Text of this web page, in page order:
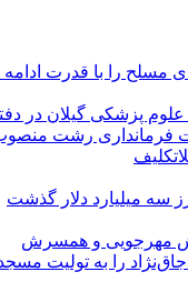
مسلح را با قدرت
پزشکی گیلان در
فرمانداری رشت
سه میلیارد دلار گذشت
مهرجویی و همسرش
را به تولیت